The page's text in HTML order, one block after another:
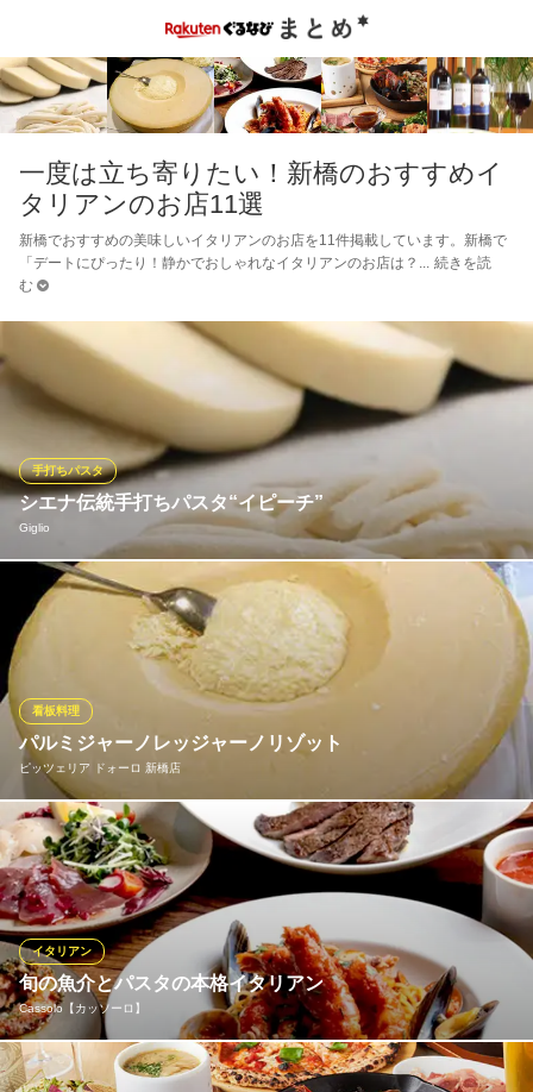
一度は立ち寄りたい！新橋のおすすめイ
タリアンのお店11選
新橋でおすすめの美味しいイタリアンのお店を11件掲載しています。新橋で
「デートにぴったり！静かでおしゃれなイタリアンのお店は？
続きを読
む
シエナ伝統手打ちパスタ“イピーチ”
Giglio
手打ちパスタ
イタリアはシエナ地方の名物“イ・ピーチ”をすべて手打ちでご用意
しております。イタリアの硬水、イタリアの小麦粉を使用してジ
リオ独自の製法で数日間生地を寝かせて作ります。コシが強く、
モチモチの食感が美味しい！と当店自慢の逸品です。イタリアの
小麦粉の香りと食感をお楽しみください。
Giglio
トスカーナの郷土料理
都営浅草線新橋駅 徒歩6分
東京都港区新橋6-9-2 新橋第一ビルB1
パルミジャーノレッジャーノリゾット
ピッツェリア ドォーロ 新橋店
看板料理
厳しい規定をクリアしたものだけに刻印が押されるイタリアチー
ズの王様、パルミジャーノレッジャーノDOP。 とても希少になっ
ているホールでの仕入れを実現させ、皆様の目の前で贅沢にたっ
ぷり削りながら丸ごとのチーズの中でリゾットに仕上げます。 出
来たての香りとコク。正真正銘本物の味を是非ご堪能ください。
ピッツェリア ドォーロ 新橋店
こだわり産直イタリアン
ＪＲ新橋駅 徒歩5分
東京都港区新橋5-18-1 新橋パークサイドビル1F
旬の魚介とパスタの本格イタリアン
Cassolo【カッソーロ】
イタリアン
豊洲市場から仕入れる旬の魚介や新鮮な野菜をふんだんに使用し